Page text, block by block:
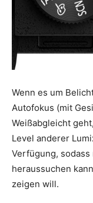
Wenn es um
Autofokus (mit
Weißabgleicht
Level anderer
Verfügung,
heraussuchen
zeigen will.